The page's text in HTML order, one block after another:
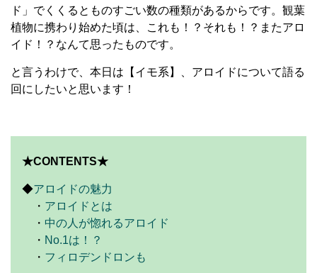
ド」でくくるとものすごい数の種類があるからです。観葉
植物に携わり始めた頃は、これも！？それも！？またアロ
イド！？なんて思ったものです。
と言うわけで、本日は【イモ系】、アロイドについて語る
回にしたいと思います！
★CONTENTS★
◆アロイドの魅力
・ アロイドとは
・ 中の人が惚れるアロイド
・ No.1は！？
・ フィロデンドロンも